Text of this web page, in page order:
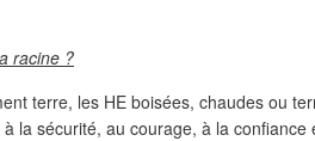
racine ?
terre, les HE boisées, chaudes ou
la sécurité, au courage, à la confiance